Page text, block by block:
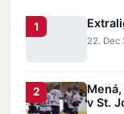
22. Dec
v St.